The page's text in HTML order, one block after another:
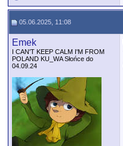
05.06.2025, 11:08
Emek
I CAN'T KEEP CALM I'M FROM
POLAND KU_WA Słońce do
04.09.24